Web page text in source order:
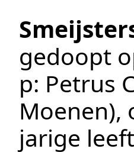
gedoopt
p: Petrus
Moenen),
jarige